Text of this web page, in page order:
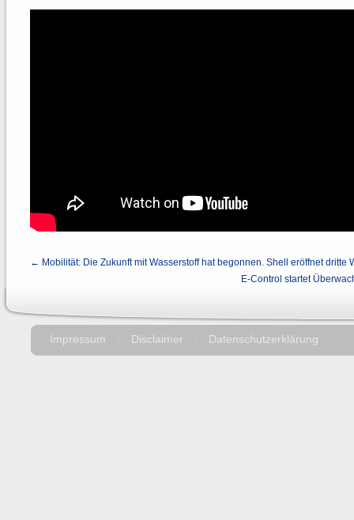
← Mobilität: Die Zukunft mit Wasserstoff hat begonnen. Shell eröffnet dritte
E-Control startet
Impressum Disclaimer Datenschutzerklärung